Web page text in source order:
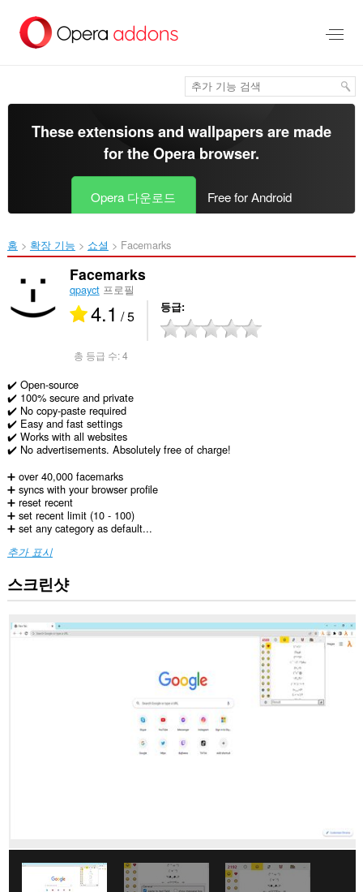
건
These extensions and wallpapers are made
for theOpera browser.
Opera 다운로드 Free for Android
홈 확장 기능 쇼셜 Facemarks‎
Facemarks
qpayct프로필
4.1 / 5 등급
총 등급 수:4
️✔️ Open-source
✔️ 100% secure and private
✔️ No copy-paste required
✔️ Easy and fast settings
✔️ Works with all websites
✔️ No advertisements. Absolutely free of charge!
➕ over 40,000 facemarks
➕ syncs with your browser profile
➕ reset recent
➕ set recent limit (10 - 100)
➕ set any category as default...
추가 표시
스크린샷